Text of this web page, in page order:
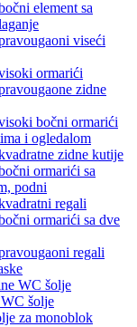
element sa
viseći
ormarići
zidne
bočni ormarići
i ogledalom
zidne kutije
ormarići sa
podni
regali
ormarići sa dve
regali
WC šolje
šolje
za monoblok